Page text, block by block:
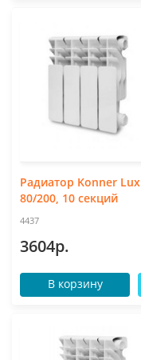
Радиатор Konner Lux
80/200, 10 секций
4437
3604р.
В корзину